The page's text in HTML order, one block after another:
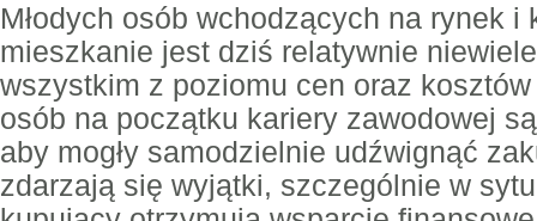
Młodych osób wchodzących na rynek
mieszkanie jest dziś relatywnie
wszystkim z poziomu cen oraz
osób na początku kariery zawodowej
aby mogły samodzielnie udźwignąć
zdarzają się wyjątki, szczególnie w